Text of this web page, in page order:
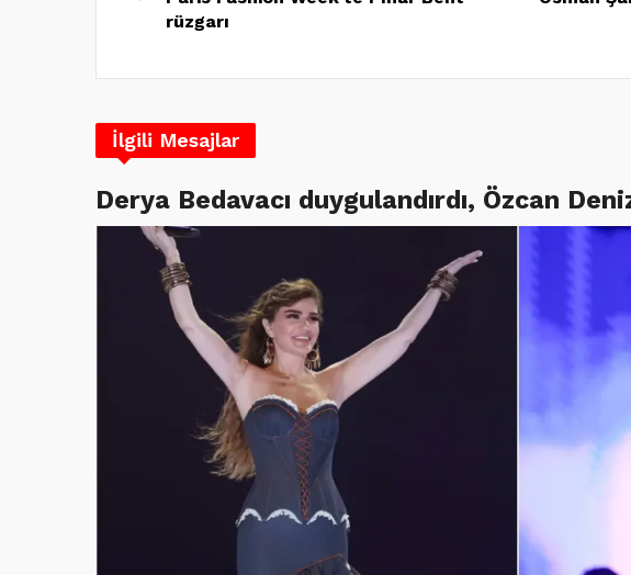
rüzgarı
İlgili Mesajlar
Derya Bedavacı duygulandırdı, Özcan